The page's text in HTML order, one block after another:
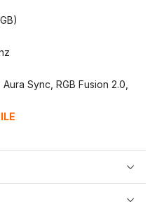
Sync, RGB Fusion 2.0,